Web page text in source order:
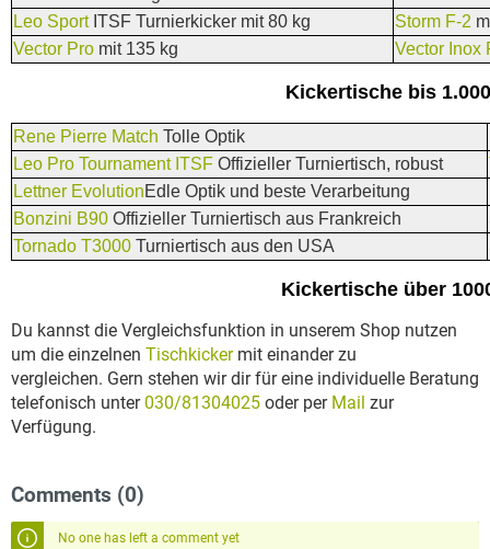
Kickertische bis
Leo Sport ITSF Turnierkicker mit 80 kg Storm F-2
Vector Pro mit 135 kg Vector Inox
Kickertische über
Rene Pierre Match Tolle Optik
Leo Pro Tournament ITSF Offizieller Turniertisch, robust
Lettner EvolutionEdle Optik und beste Verarbeitung
Bonzini B90 Offizieller Turniertisch aus Frankreich
Tornado T3000 Turniertisch aus den USA
Du kannst die Vergleichsfunktion in unserem Shop nutzen
um die einzelnen Tischkicker mit einander zu
vergleichen. Gern stehen wir dir für eine individuelle Beratung
telefonisch unter 030/81304025 oder per Mail zur
Verfügung.
Comments (0)
No one has left a comment yet